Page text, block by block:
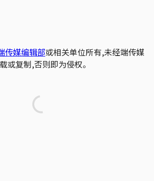
传媒编辑部或相关单位所有,未经端传媒
或复制,否则即为侵权。